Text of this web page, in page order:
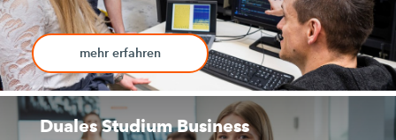
mehr erfahren
Duales Studium Business